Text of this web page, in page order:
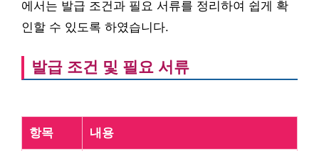
에서는 발급 조건과 필요 서류를 정리하여 쉽게 확
인할 수 있도록 하였습니다.
발급 조건 및 필요 서류
항목 내용